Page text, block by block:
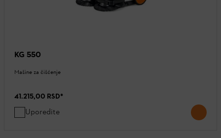
KG 550
Mašine za čišćenje
41.215,00 RSD*
Uporedite